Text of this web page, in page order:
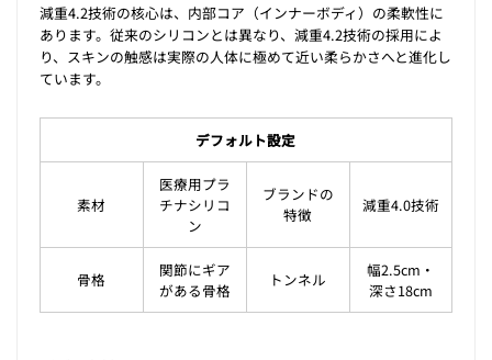
減重4.2技術の核心は、内部コア（インナーボディ）の柔軟性に
あります。従来のシリコンとは異なり、減重4.2技術の採用によ
り、スキンの触感は実際の人体に極めて近い柔らかさへと進化し
ています。
デフォルト設定
素材
医療用プラ
チナシリコ
ン
ブランドの
特徴
減重4.0技術
骨格
関節にギア
がある骨格
トンネル
幅2.5cm・
深さ18cm